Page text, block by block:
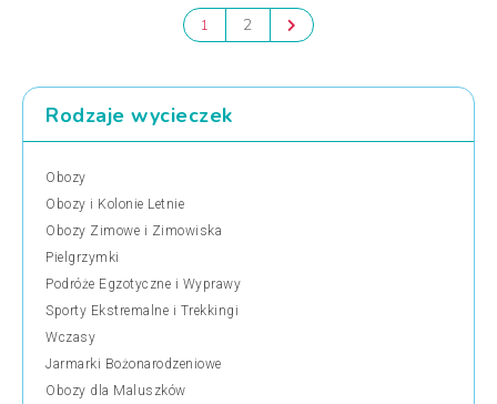
1 2
Rodzaje wycieczek
Obozy
Obozy i Kolonie Letnie
Obozy Zimowe i Zimowiska
Pielgrzymki
Podróże Egzotyczne i Wyprawy
Sporty Ekstremalne i Trekkingi
Wczasy
Jarmarki Bożonarodzeniowe
Obozy dla Maluszków